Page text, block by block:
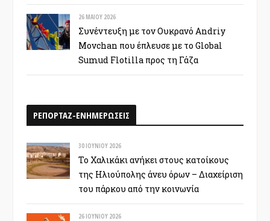
26 ΜΑΪ́ΟΥ 2026
Συνέντευξη με τον Ουκρανό Andriy
Movchan που έπλευσε με το Global
Sumud Flotilla προς τη Γάζα
ΡΕΠΟΡΤΑΖ-ΕΝΗΜΕΡΩΣΕΙΣ
30 ΙΟΥΝΊΟΥ 2026
Το Χαλικάκι ανήκει στους κατοίκους
της Ηλιούπολης άνευ όρων – Διαχείριση
του πάρκου από την κοινωνία
26 ΙΟΥΝΊΟΥ 2026